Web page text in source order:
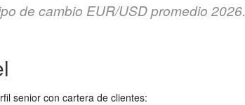
de cambio EUR/USD promedio 2026.
senior con cartera de clientes: